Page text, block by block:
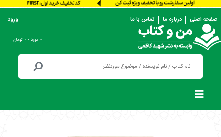
صفحه اصلی درباره ما تماس با ما ورود
۰ مورد - ۰ تومان